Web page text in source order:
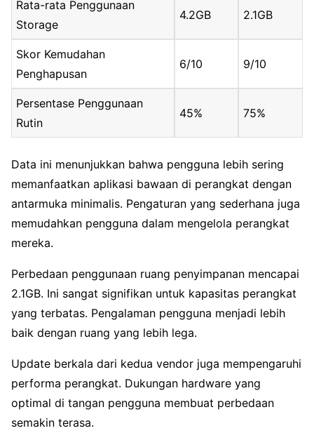
Rata-rata Penggunaan
Storage
4.2GB 2.1GB
Skor Kemudahan
Penghapusan
6/10 9/10
Persentase Penggunaan
Rutin
45% 75%
Data ini menunjukkan bahwa pengguna lebih sering
memanfaatkan aplikasi bawaan di perangkat dengan
antarmuka minimalis. Pengaturan yang sederhana juga
memudahkan pengguna dalam mengelola perangkat
mereka.
Perbedaan penggunaan ruang penyimpanan mencapai
2.1GB. Ini sangat signifikan untuk kapasitas perangkat
yang terbatas. Pengalaman pengguna menjadi lebih
baik dengan ruang yang lebih lega.
Update berkala dari kedua vendor juga mempengaruhi
performa perangkat. Dukungan hardware yang
optimal di tangan pengguna membuat perbedaan
semakin terasa.